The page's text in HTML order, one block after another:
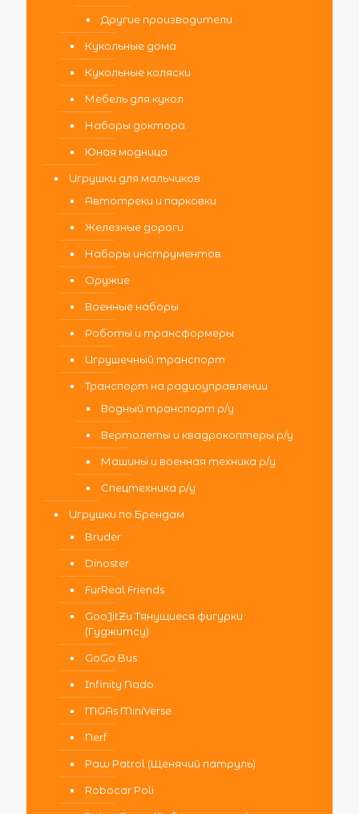
Другие производители
Кукольные дома
Кукольные коляски
Мебель для кукол
Наборы доктора
Юная модница
Игрушки для мальчиков
Автотреки и парковки
Железные дороги
Наборы инструментов
Оружие
Военные наборы
Роботы и трансформеры
Игрушечный транспорт
Транспорт на радиоуправлении
Водный транспорт р/у
Вертолеты и квадрокоптеры р/у
Машины и военная техника р/у
Спецтехника р/у
Игрушки по Брендам
Bruder
Dinoster
FurReal Friends
GooJitZu Тянущиеся фигурки
(Гуджитсу)
GoGo Bus
Infinity Nado
MGAs MiniVerse
Nerf
Paw Patrol (Щенячий патруль)
Robocar Poli